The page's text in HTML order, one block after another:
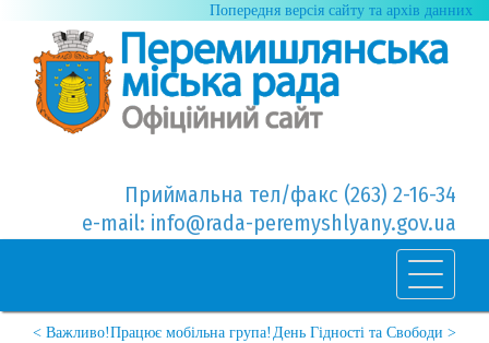
Попередня версія сайту та архів данних
Приймальна тел/факс (263) 2-16-34
e-mail: info@rada-peremyshlyany.gov.ua
День Гідності та Свободи >
< Важливо!Працює мобільна група!